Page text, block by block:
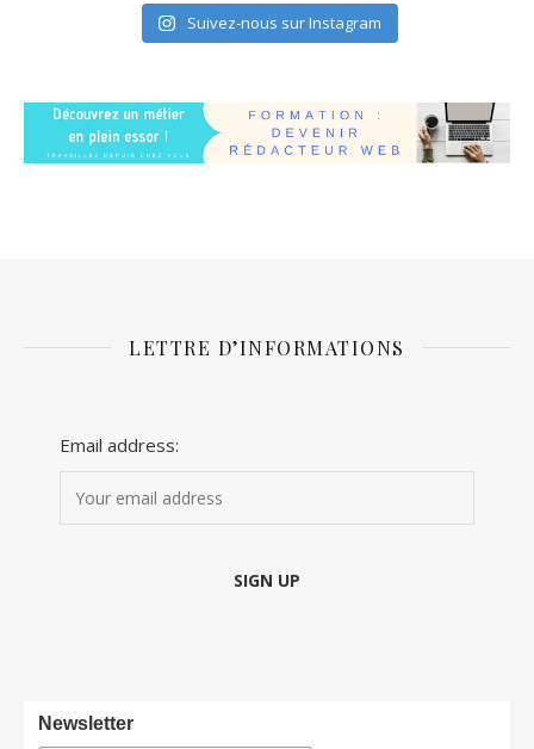
Suivez-nous sur Instagram
LETTRE D’INFORMATIONS
Email address:
Newsletter